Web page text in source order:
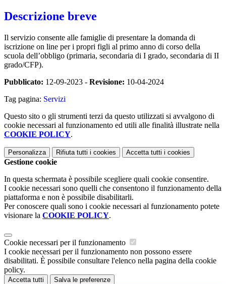
Descrizione breve
Il servizio consente alle famiglie di presentare la domanda di
iscrizione on line per i propri figli al primo anno di corso della
scuola dell’obbligo (primaria, secondaria di I grado, secondaria di II
grado/CFP).
Pubblicato: 12-09-2023 - Revisione: 10-04-2024
Tag pagina: Servizi
Questo sito o gli strumenti terzi da questo utilizzati si avvalgono di
cookie necessari al funzionamento ed utili alle finalità illustrate nella
COOKIE POLICY.
Personalizza Rifiuta tutti i cookies Accetta tutti i cookies
Gestione cookie
In questa schermata è possibile scegliere quali cookie consentire.
I cookie necessari sono quelli che consentono il funzionamento della
piattaforma e non è possibile disabilitarli.
Per conoscere quali sono i cookie necessari al funzionamento potete
visionare la COOKIE POLICY.
Cookie necessari per il funzionamento
I cookie necessari per il funzionamento non possono essere
disabilitati. È possibile consultare l'elenco nella pagina della cookie
policy.
Accetta tutti Salva le preferenze